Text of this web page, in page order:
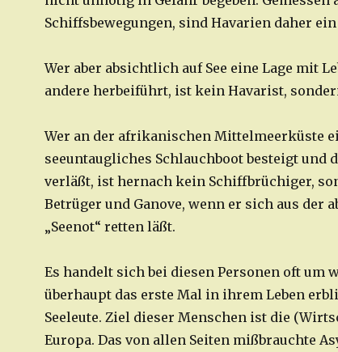
Schiffsbewegungen, sind Havarien daher
Wer aber absichtlich auf See eine Lage mit
andere herbeiführt, ist kein Havarist,
Wer an der afrikanischen Mittelmeerküste
seeuntaugliches Schlauchboot besteigt und
verläßt, ist hernach kein Schiffbrüchiger,
Betrüger und Ganove, wenn er sich aus der
„Seenot“ retten läßt.
Es handelt sich bei diesen Personen oft um
überhaupt das erste Mal in ihrem Leben
Seeleute. Ziel dieser Menschen ist die
Europa. Das von allen Seiten mißbrauchte